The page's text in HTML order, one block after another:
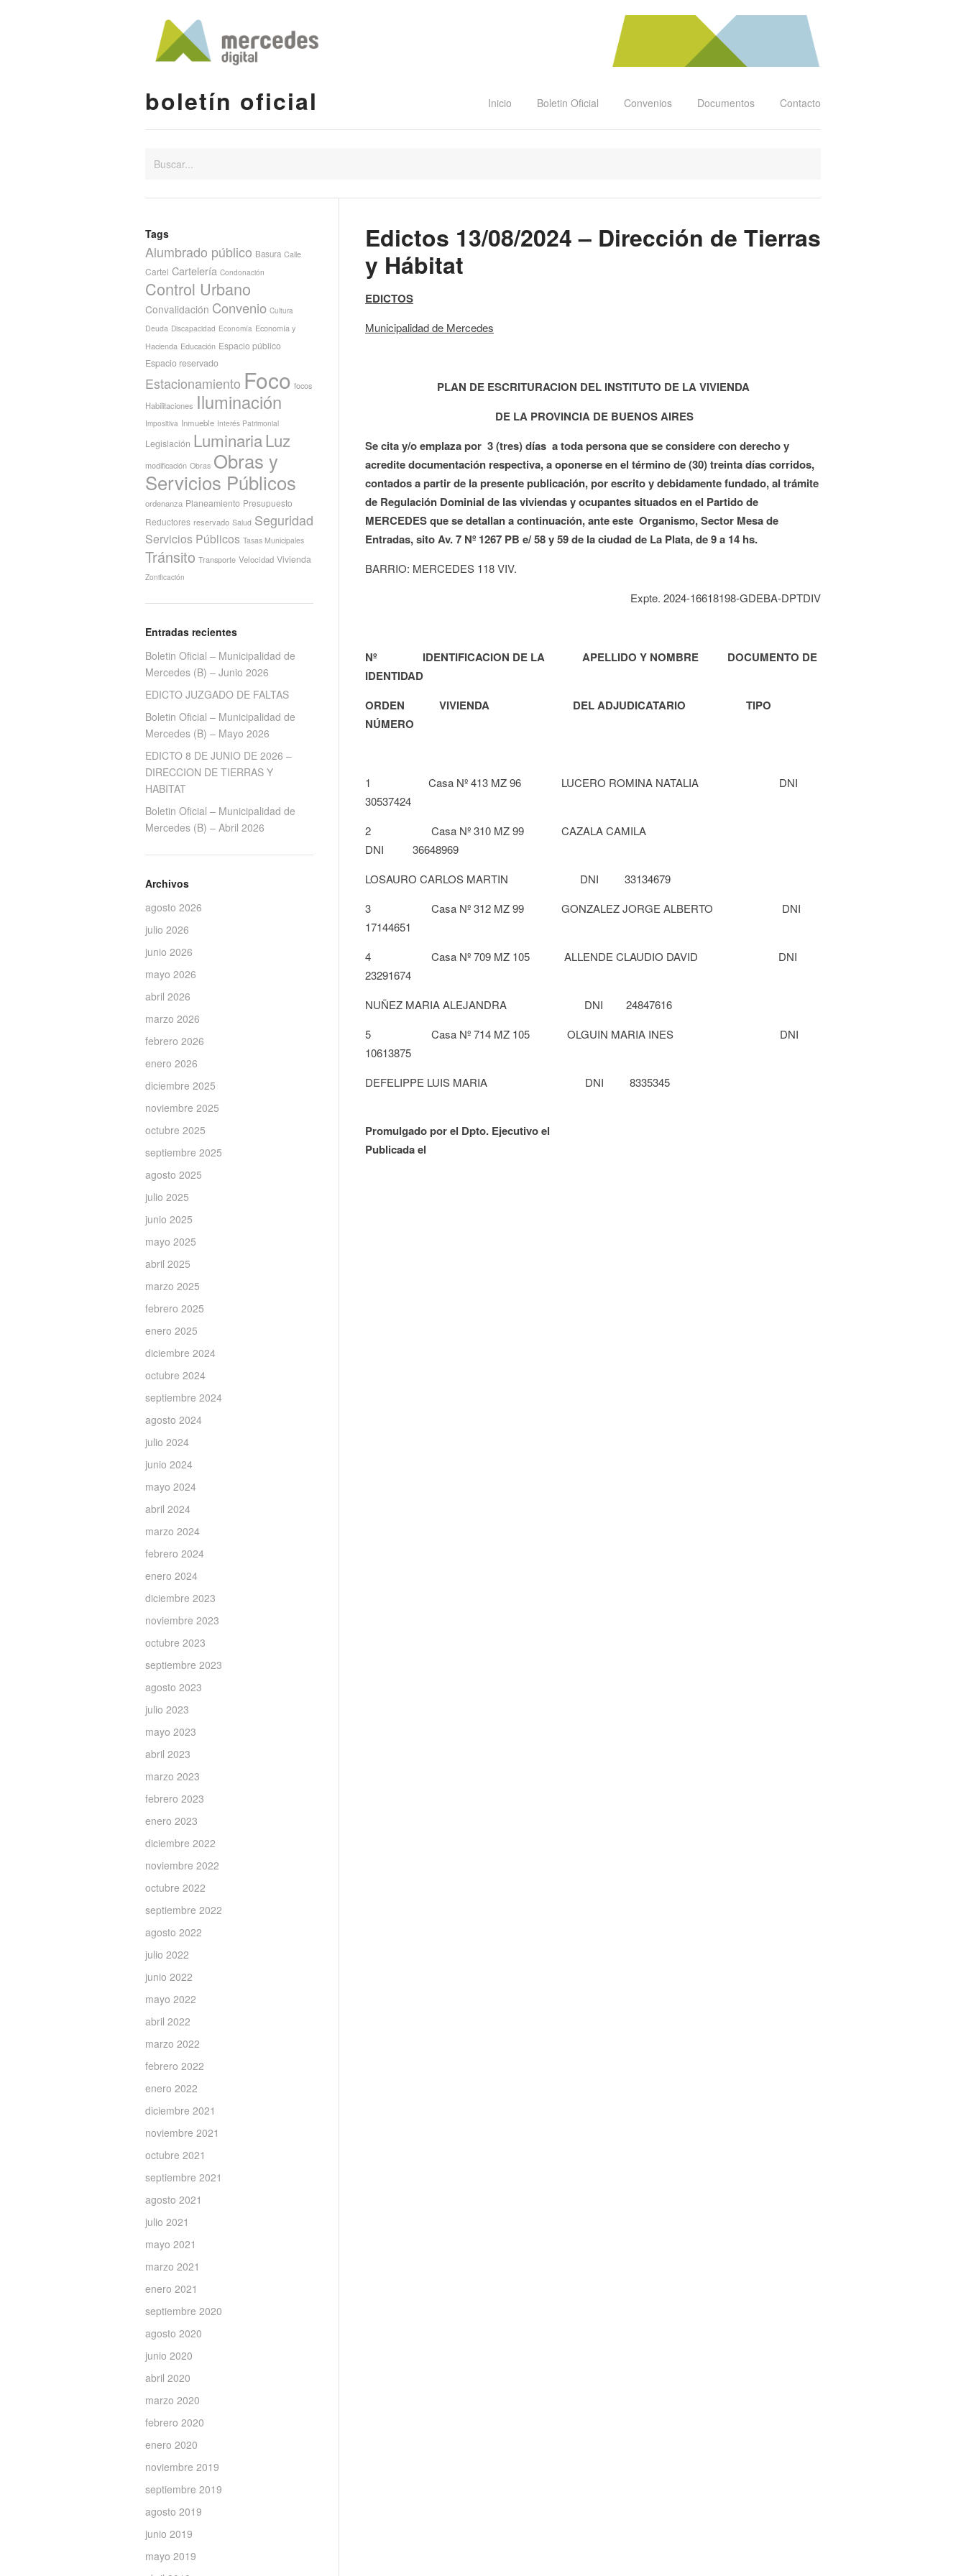
boletín oficial Inicio Boletin Oficial Convenios Documentos Contacto
Edictos 13/08/2024 – Dirección de Tierras
y Hábitat
EDICTOS
Municipalidad de Mercedes
PLAN DE ESCRITURACION DEL INSTITUTO DE LA VIVIENDA
DE LA PROVINCIA DE BUENOS AIRES
Se cita y/o emplaza por 3 (tres) días a toda persona que se considere con derecho y
acredite documentación respectiva, a oponerse en el término de (30) treinta días corridos,
contados a partir de la presente publicación, por escrito y debidamente fundado, al trámite
de Regulación Dominial de las viviendas y ocupantes situados en el Partido de
MERCEDES que se detallan a continuación, ante este Organismo, Sector Mesa de
Entradas, sito Av. 7 Nº 1267 PB e/ 58 y 59 de la ciudad de La Plata, de 9 a 14 hs.
BARRIO: MERCEDES 118 VIV.
Expte. 2024-16618198-GDEBA-DPTDIV
Nº IDENTIFICACION DE LA APELLIDO Y NOMBRE DOCUMENTO DE
IDENTIDAD
ORDEN VIVIENDA DEL ADJUDICATARIO TIPO
NÚMERO
1 Casa Nº 413 MZ 96 LUCERO ROMINA NATALIA DNI
30537424
2 Casa Nº 310 MZ 99 CAZALA CAMILA
DNI 36648969
LOSAURO CARLOS MARTIN DNI 33134679
3 Casa Nº 312 MZ 99 GONZALEZ JORGE ALBERTO DNI
17144651
4 Casa Nº 709 MZ 105 ALLENDE CLAUDIO DAVID DNI
23291674
NUÑEZ MARIA ALEJANDRA DNI 24847616
5 Casa Nº 714 MZ 105 OLGUIN MARIA INES DNI
10613875
DEFELIPPE LUIS MARIA DNI 8335345
Promulgado por el Dpto. Ejecutivo el
Publicada el
Tags
Alumbrado público Basura Calle
Cartel Cartelería Condonación
Control Urbano
Convalidación Convenio Cultura
Deuda Discapacidad Economía Economía y
Hacienda Educación Espacio público
Espacio reservado
Estacionamiento Foco focos
Habilitaciones Iluminación
Impositiva Inmueble Interés Patrimonial
Legislación LuminariaLuz
modificación Obras Obras y
Servicios Públicos
ordenanza Planeamiento Presupuesto
Reductores reservado Salud Seguridad
Servicios Públicos Tasas Municipales
Tránsito Transporte Velocidad Vivienda
Zonificación
Entradas recientes
Boletin Oficial – Municipalidad de
Mercedes (B) – Junio 2026
EDICTO JUZGADO DE FALTAS
Boletin Oficial – Municipalidad de
Mercedes (B) – Mayo 2026
EDICTO 8 DE JUNIO DE 2026 –
DIRECCION DE TIERRAS Y
HABITAT
Boletin Oficial – Municipalidad de
Mercedes (B) – Abril 2026
Archivos
agosto 2026
julio 2026
junio 2026
mayo 2026
abril 2026
marzo 2026
febrero 2026
enero 2026
diciembre 2025
noviembre 2025
octubre 2025
septiembre 2025
agosto 2025
julio 2025
junio 2025
mayo 2025
abril 2025
marzo 2025
febrero 2025
enero 2025
diciembre 2024
octubre 2024
septiembre 2024
agosto 2024
julio 2024
junio 2024
mayo 2024
abril 2024
marzo 2024
febrero 2024
enero 2024
diciembre 2023
noviembre 2023
octubre 2023
septiembre 2023
agosto 2023
julio 2023
mayo 2023
abril 2023
marzo 2023
febrero 2023
enero 2023
diciembre 2022
noviembre 2022
octubre 2022
septiembre 2022
agosto 2022
julio 2022
junio 2022
mayo 2022
abril 2022
marzo 2022
febrero 2022
enero 2022
diciembre 2021
noviembre 2021
octubre 2021
septiembre 2021
agosto 2021
julio 2021
mayo 2021
marzo 2021
enero 2021
septiembre 2020
agosto 2020
junio 2020
abril 2020
marzo 2020
febrero 2020
enero 2020
noviembre 2019
septiembre 2019
agosto 2019
junio 2019
mayo 2019